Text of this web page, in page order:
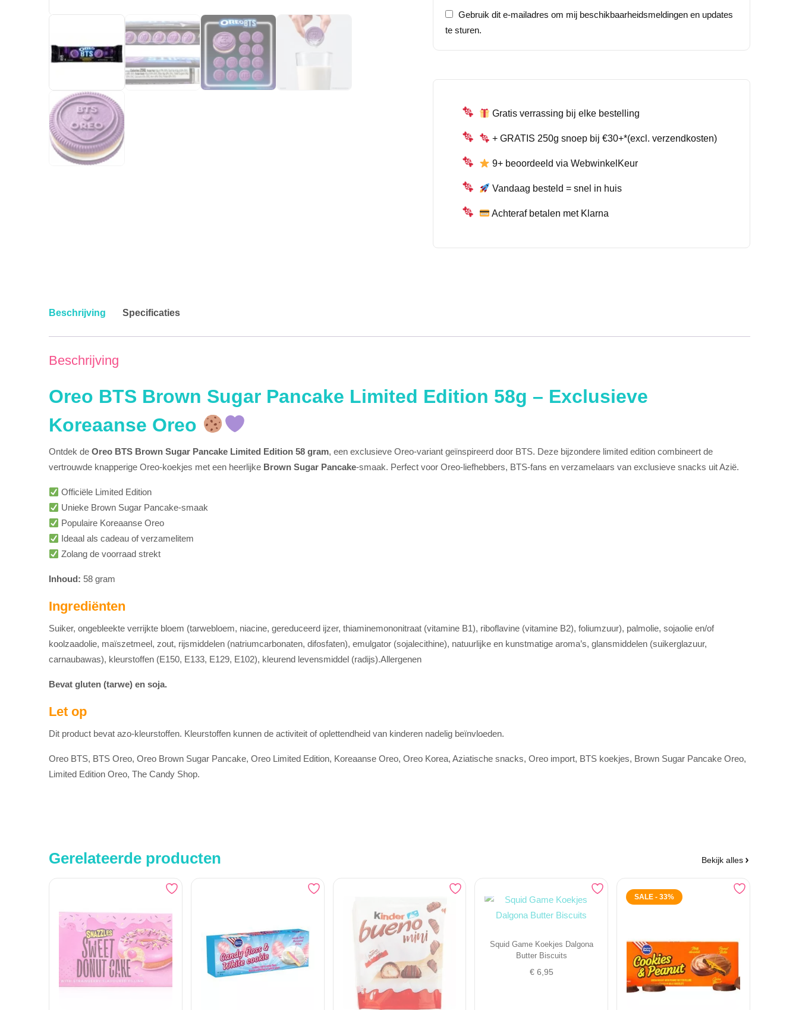
Gebruik dit e-mailadres om mij beschikbaarheidsmeldingen en updates
te sturen.
Gratis verrassing bij elke bestelling
+ GRATIS 250g snoep bij €30+*(excl. verzendkosten)
9+ beoordeeld via WebwinkelKeur
Vandaag besteld = snel in huis
Achteraf betalen met Klarna
Beschrijving Specificaties
Beschrijving
Oreo BTS Brown Sugar Pancake Limited Edition 58g – Exclusieve
Koreaanse Oreo
Ontdek de Oreo BTS Brown Sugar Pancake Limited Edition 58 gram, een exclusieve Oreo-variant geïnspireerd door BTS. Deze bijzondere limited edition combineert de
vertrouwde knapperige Oreo-koekjes met een heerlijke Brown Sugar Pancake-smaak. Perfect voor Oreo-liefhebbers, BTS-fans en verzamelaars van exclusieve snacks uit Azië.
Officiële Limited Edition
Unieke Brown Sugar Pancake-smaak
Populaire Koreaanse Oreo
Ideaal als cadeau of verzamelitem
Zolang de voorraad strekt
Inhoud: 58 gram
Ingrediënten
Suiker, ongebleekte verrijkte bloem (tarwebloem, niacine, gereduceerd ijzer, thiaminemononitraat (vitamine B1), riboflavine (vitamine B2), foliumzuur), palmolie, sojaolie en/of
koolzaadolie, maïszetmeel, zout, rijsmiddelen (natriumcarbonaten, difosfaten), emulgator (sojalecithine), natuurlijke en kunstmatige aroma’s, glansmiddelen (suikerglazuur,
carnaubawas), kleurstoffen (E150, E133, E129, E102), kleurend levensmiddel (radijs).Allergenen
Bevat gluten (tarwe) en soja.
Let op
Dit product bevat azo-kleurstoffen. Kleurstoffen kunnen de activiteit of oplettendheid van kinderen nadelig beïnvloeden.
Oreo BTS, BTS Oreo, Oreo Brown Sugar Pancake, Oreo Limited Edition, Koreaanse Oreo, Oreo Korea, Aziatische snacks, Oreo import, BTS koekjes, Brown Sugar Pancake Oreo,
Limited Edition Oreo, The Candy Shop.
Gerelateerde producten Bekijk alles
Squid Game Koekjes Dalgona
Butter Biscuits
€6,95
SALE - 33%